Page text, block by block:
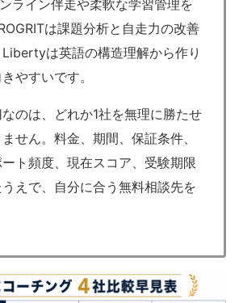
ライン伴走や柔軟な学習管理を
は課題分析と自走力の改善
は英語の構造理解から作り
やすいです。
のは、どれか1社を無理に勝たせ
せん。料金、期間、保証条件、
ト頻度、現在スコア、受験期限
えで、自分に合う無料相談先を